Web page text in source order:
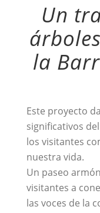
Un
la
Este proyecto
significativos
los visitantes
nuestra vida.
Un paseo
visitantes a
las voces de la